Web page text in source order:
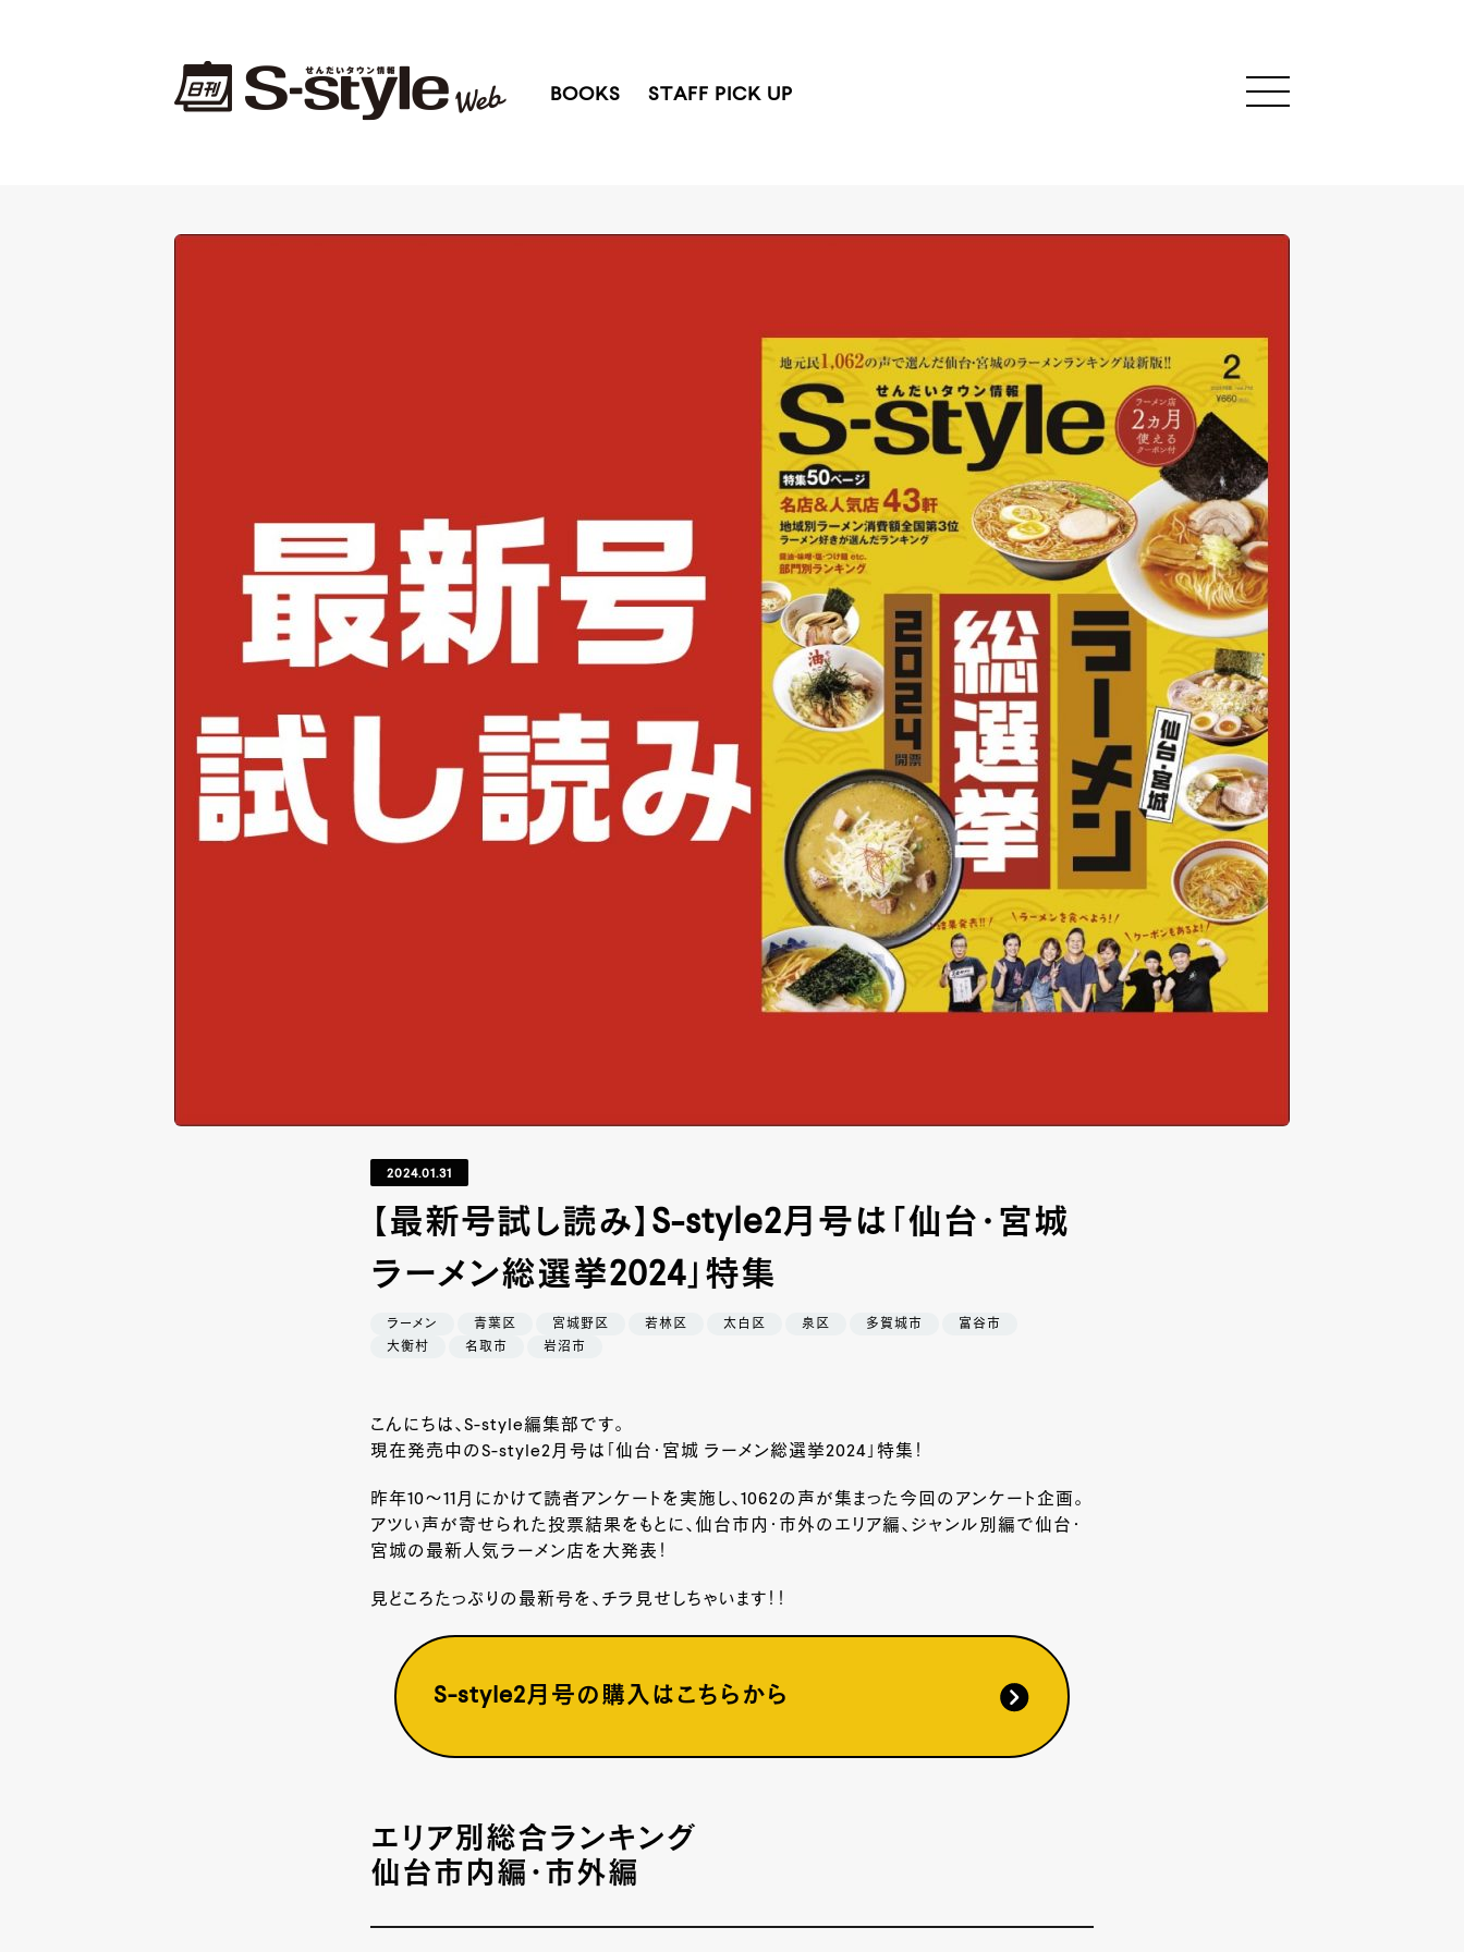
BOOKS STAFF PICK UP
2024.01.31
【最新号試し読み】S-style2月号は「仙台・宮城
ラーメン総選挙2024」特集
ラーメン 青葉区 宮城野区 若林区 太白区 泉区 多賀城市
富谷市
大衡村
名取市 岩沼市
こんにちは、S-style編集部です。
現在発売中のS-style2月号は「仙台・宮城 ラーメン総選挙2024」特集！
昨年10～11月にかけて読者アンケートを実施し、1062の声が集まった今回のアンケート企画。
アツい声が寄せられた投票結果をもとに、仙台市内・市外のエリア編、ジャンル別編で仙台・
宮城の最新人気ラーメン店を大発表！
見どころたっぷりの最新号を、チラ見せしちゃいます！！
S-style2月号の購入はこちらから
エリア別総合ランキング
仙台市内編・市外編